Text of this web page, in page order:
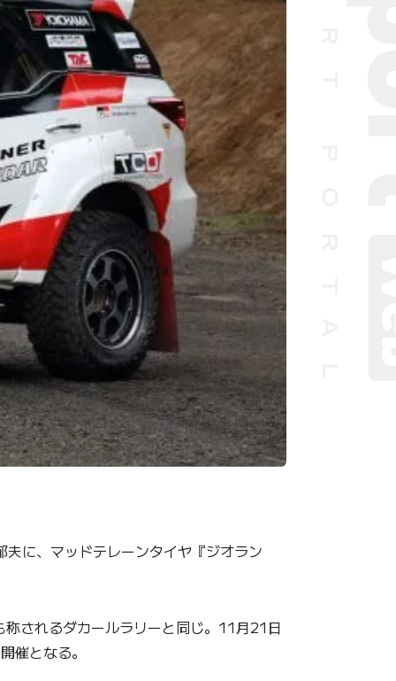
に、マッドテレーンタイヤ『ジオラン
されるダカールラリーと同じ。11月21日
催となる。